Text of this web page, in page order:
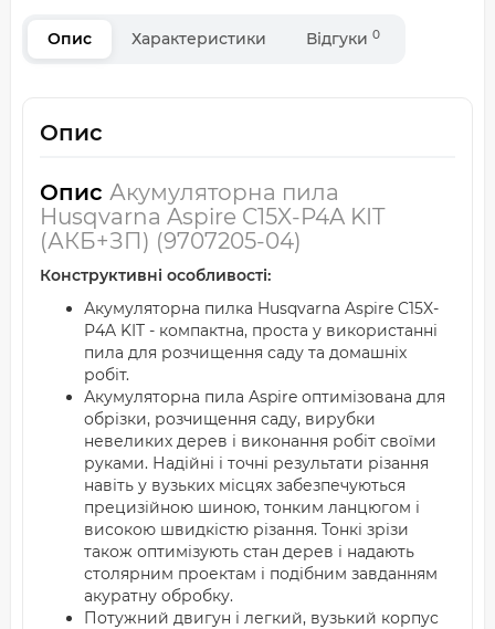
Опис Характеристики Відгуки 0
Опис
Опис Акумуляторна пила
Husqvarna Aspire C15X-P4A KIT
(АКБ+ЗП) (9707205-04)
Конструктивні особливості:
Акумуляторна пилка Husqvarna Aspire C15X-
P4A KIT - компактна, проста у використанні
пила для розчищення саду та домашніх
робіт.
Акумуляторна пила Aspire оптимізована для
обрізки, розчищення саду, вирубки
невеликих дерев і виконання робіт своїми
руками. Надійні і точні результати різання
навіть у вузьких місцях забезпечуються
прецизійною шиною, тонким ланцюгом і
високою швидкістю різання. Тонкі зрізи
також оптимізують стан дерев і надають
столярним проектам і подібним завданням
акуратну обробку.
Потужний двигун і легкий, вузький корпус